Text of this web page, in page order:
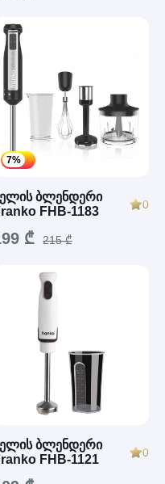
7%
ბლენდერი
FHB-1183
0
₾ 215 ₾
ბლენდერი
FHB-1121
0